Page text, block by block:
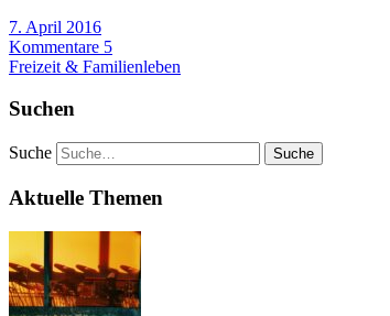
7. April 2016
Kommentare 5
Freizeit & Familienleben
Suchen
Suche
Aktuelle Themen